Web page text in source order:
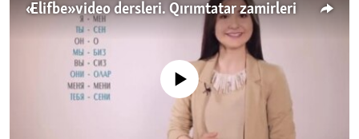
SÜRET
«Elifbe» video dersleri. Qırımtatar zamirleri
No media source currently available